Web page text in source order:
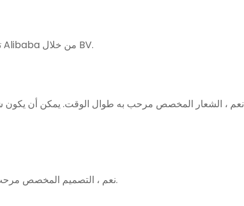
نعم ، نحن الشركة المصنعة للمصنعين المحترفين على OEM ، تم فحصها ومراجعتها من قبل Alibaba من خلال BV.
نعم ، الشعار المخصص مرحب به طوال الوقت. يمكن أن يكون
نعم ، التصميم المخصص مرحب به طوال الوقت. يمكن لمصممنا ذي الخبرة تطوير عينة مثالية وفقًا لتصميم الأعمال الفنية.